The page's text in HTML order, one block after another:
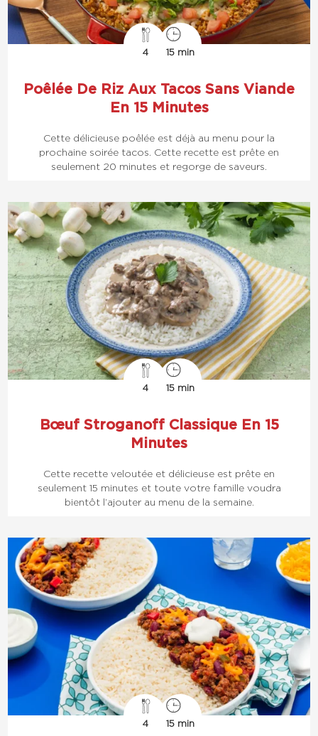
4 15 min
Poêlée De Riz Aux Tacos Sans Viande
En 15 Minutes
Cette délicieuse poêlée est déjà au menu pour la
prochaine soirée tacos. Cette recette est prête en
seulement 20 minutes et regorge de saveurs.
4 15 min
Bœuf Stroganoff Classique En 15
Minutes
Cette recette veloutée et délicieuse est prête en
seulement 15 minutes et toute votre famille voudra
bientôt l’ajouter au menu de la semaine.
4 15 min